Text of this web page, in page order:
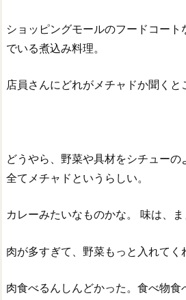
ショッピングモールのフードコート
でいる煮込み料理。
店員さんにどれがメチャドか聞くと
どうやら、野菜や具材をシチューの
全てメチャドというらしい。
カレーみたいなものかな。 味は、ま
肉が多すぎて、野菜もっと入れてく
肉食べるんしんどかった。食べ物食